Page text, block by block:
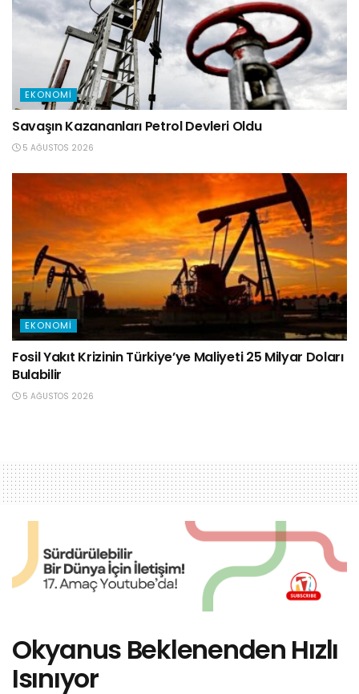
EKONOMI
Savaşın Kazananları Petrol Devleri Oldu
5 AĞUSTOS 2026
EKONOMI
Fosil Yakıt Krizinin Türkiye’ye Maliyeti 25 Milyar Doları
Bulabilir
5 AĞUSTOS 2026
Okyanus Beklenenden Hızlı
Isınıyor